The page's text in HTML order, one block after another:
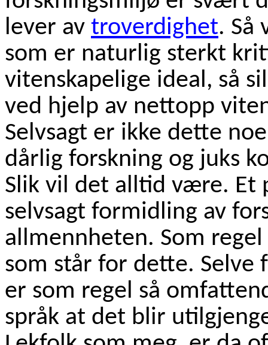
lever av troverdighet. Så
som er naturlig sterkt
vitenskapelige ideal, så
ved hjelp av nettopp
Selvsagt er ikke dette
dårlig forskning og juks
Slik vil det alltid være. Et
selvsagt formidling av
allmennheten. Som
som står for dette. Selve
er som regel så
språk at det blir